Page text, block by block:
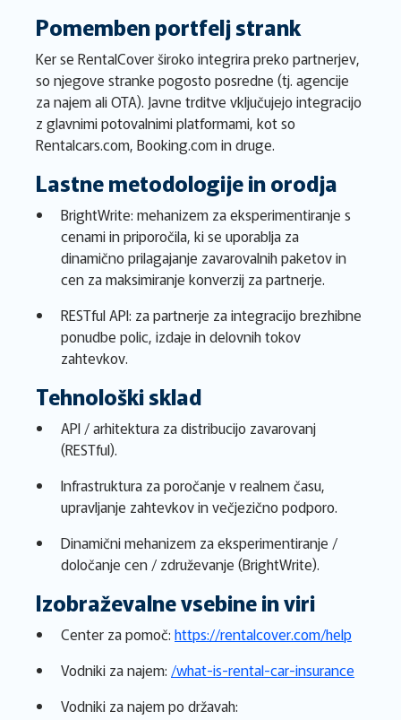
Pomemben portfelj strank
Ker se RentalCover široko integrira preko partnerjev,
so njegove stranke pogosto posredne (tj. agencije
za najem ali OTA). Javne trditve vključujejo integracijo
z glavnimi potovalnimi platformami, kot so
Rentalcars.com, Booking.com in druge.
Lastne metodologije in orodja
BrightWrite: mehanizem za eksperimentiranje s
cenami in priporočila, ki se uporablja za
dinamično prilagajanje zavarovalnih paketov in
cen za maksimiranje konverzij za partnerje.
RESTful API: za partnerje za integracijo brezhibne
ponudbe polic, izdaje in delovnih tokov
zahtevkov.
Tehnološki sklad
API / arhitektura za distribucijo zavarovanj
(RESTful).
Infrastruktura za poročanje v realnem času,
upravljanje zahtevkov in večjezično podporo.
Dinamični mehanizem za eksperimentiranje /
določanje cen / združevanje (BrightWrite).
Izobraževalne vsebine in viri
Center za pomoč: https://rentalcover.com/help
Vodniki za najem: /what-is-rental-car-insurance
Vodniki za najem po državah: